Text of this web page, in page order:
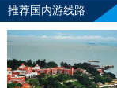
推荐国内游线路